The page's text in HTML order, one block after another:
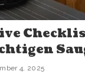
4, 2025